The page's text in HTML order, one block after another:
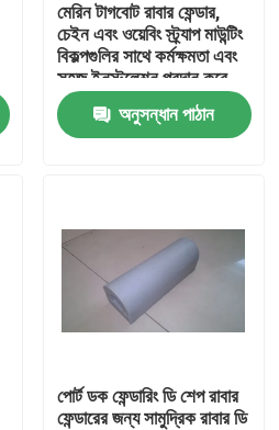
মেরিন টাগবোট রাবার ফেন্ডার,
চেইন এবং ওয়েবিং স্ট্র্যাপ মাউন্টিং
বিকল্পগুলির সাথে কর্মক্ষমতা এবং
সহজ ইনস্টলেশন প্রদান করে
অনুসন্ধান পাঠান
পোর্ট ডক ফেন্ডারিং ডি শেপ রাবার
ফেন্ডারের জন্য সামুদ্রিক রাবার ডি